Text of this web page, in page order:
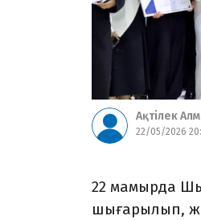
Ақтілек
22/05/2026
22 мамырда
шығарылып,